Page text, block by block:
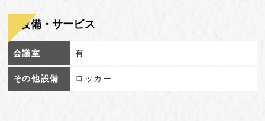
設備・サービス
会議室 有
その他設備 ロッカー